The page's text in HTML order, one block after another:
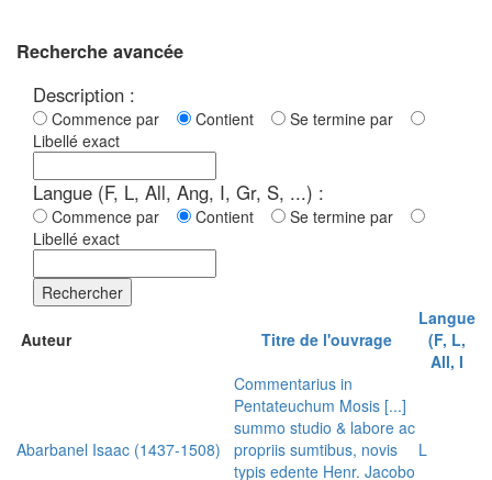
Recherche avancée
Description :
Commence par Contient
Se termine par
Libellé exact
Langue (F, L, All, Ang, I, Gr, S, ...) :
Commence par Contient
Se termine par
Libellé exact
Rechercher
Auteur Titre de l'ouvrage
Langue
(F, L,
All, I
Abarbanel Isaac (1437-1508)
Commentarius in
Pentateuchum Mosis [...]
summo studio & labore ac
propriis sumtibus, novis
typis edente Henr. Jacobo
L